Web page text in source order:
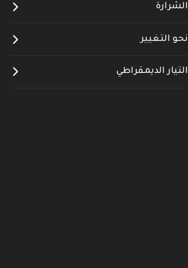
الشرارة
نحو التغيير
التيار الديمقراطي